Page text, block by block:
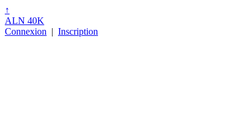
↑
ALN 40K
Connexion | Inscription